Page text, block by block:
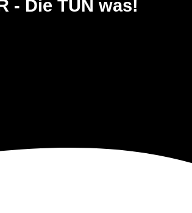
- Die TUN was!